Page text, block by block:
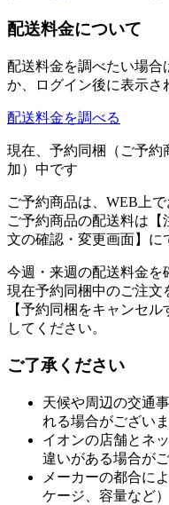
配送料金について
配送料金を調べたい場合
か、ログイン後に表示さ
配送料金を調べる
現在、予約同梱（ご予約
加）中です
ご予約商品は、WEB上
ご予約商品の配送料は
文の確認・変更画面】に
今週・来週の配送料金を
現在予約同梱中のご注文
【予約同梱をキャンセ
してください。
ご了承ください
天候や周辺の交通
れる場合がございま
イオンの店舗とネ
違いがある場合がご
メーカーの都合に
ケージ、容量など